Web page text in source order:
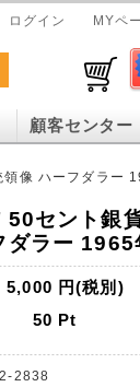
ログイン MYペ
顧客センター
像 ハーフダラー
50セント銀
ダラー 1965
5,000 円(税別)
50 Pt
2838